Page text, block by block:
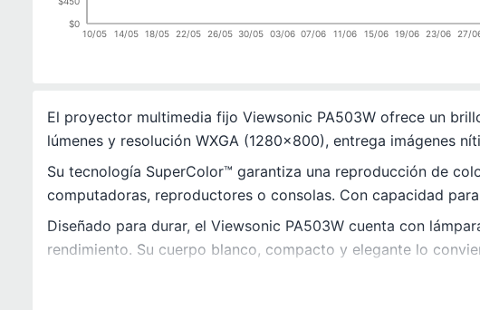
10/05 14/05 18/05 22/05 26/05 30/05 03/06 07/06 11/06 15/06 19/06 23/06 27/
$0
El proyector multimedia fijo Viewsonic PA503W ofrece un
lúmenes y resolución WXGA (1280x800), entrega imágenes
Su tecnología SuperColor™ garantiza una reproducción de
computadoras, reproductores o consolas. Con capacidad
Diseñado para durar, el Viewsonic PA503W cuenta con
rendimiento. Su cuerpo blanco, compacto y elegante lo